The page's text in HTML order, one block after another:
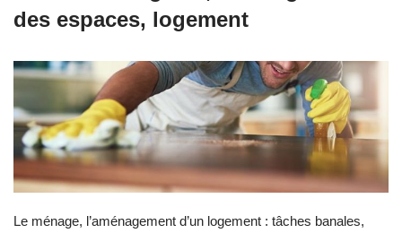
des espaces, logement
Le ménage, l’aménagement d’un logement : tâches banales,